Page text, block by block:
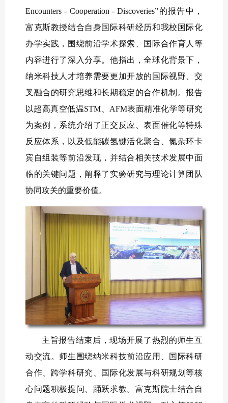
Encounters - Cooperation - Discoveries”的报告中，
富克斯教授结合自身国际科研经历和我校国际化
办学实践，围绕前沿学术探索、国际合作育人等
内容进行了深入分享。他指出，全球化背景下，
纳米科技人才培养需要更加开放的国际视野、交
叉融合的研究思维和长期稳定的合作机制。报告
以超高真空低温STM、AFM表面精准化学等研究
为案例，系统介绍了正交反应、表面催化等特殊
反应体系，以及低能碳氢键活化聚合、氮杂环卡
宾自组装等前沿发现，并结合相关技术发展中面
临的关键问题，阐释了实验研究与理论计算团队
协同攻关的重要价值。
主旨报告结束后，现场开展了热烈的师生互
动交流。师生围绕纳米科技前沿应用、国际科研
合作、跨学科研究、国际化发展与科研规划等核
心问题积极提问、踊跃求教。富克斯院士结合自